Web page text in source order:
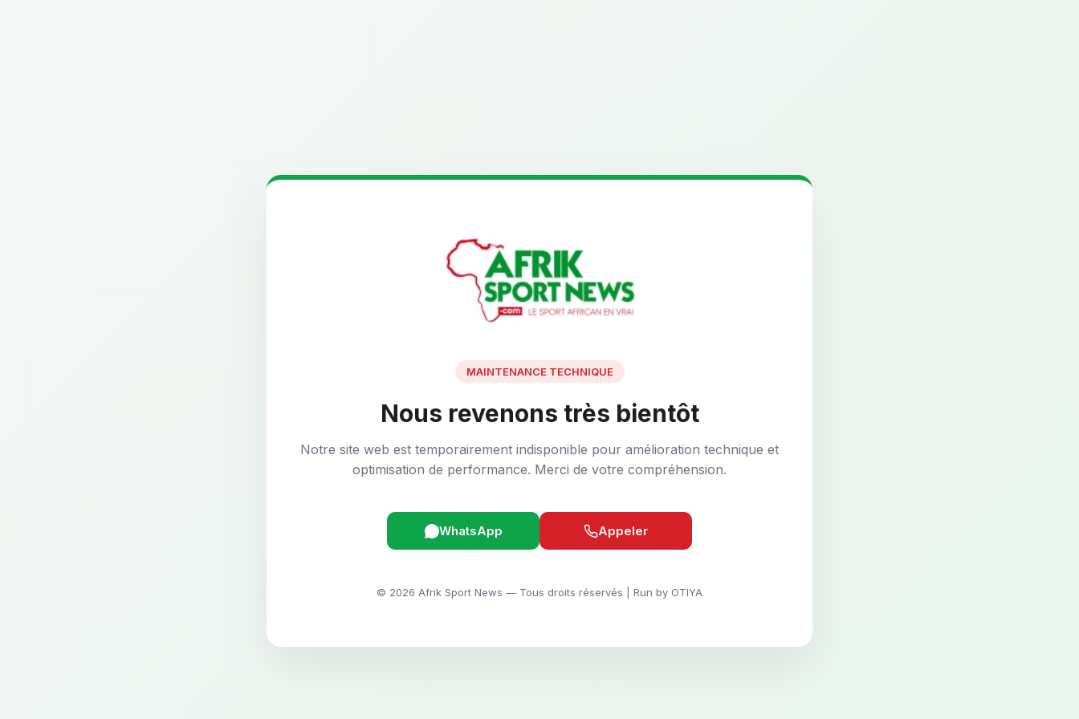
MAINTENANCE TECHNIQUE
Nous revenons très bientôt
Notre site web est temporairement indisponible pour amélioration technique et
optimisation de performance. Merci de votre compréhension.
WhatsApp Appeler
© 2026 Afrik Sport News — Tous droits réservés | Run by OTIYA